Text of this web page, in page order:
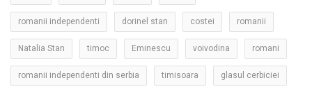
romanii independenti dorinel stan costei romanii
Natalia Stan timoc Eminescu voivodina romani
romanii independenti din serbia timisoara glasul cerbiciei